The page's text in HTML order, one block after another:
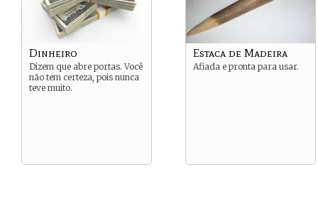
Dinheiro
Dizem que abre portas. Você
não tem certeza, pois nunca
teve muito.
Estaca de Madeira
Afiada e pronta para usar.